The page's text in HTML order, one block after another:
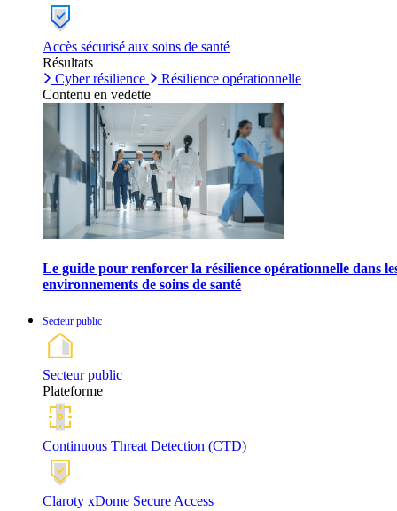
Accès sécurisé aux soins de santé
Résultats
Cyber résilience
Résilience opérationnelle
Contenu en vedette
Le guide pour renforcer la résilience opérationnelle dans
environnements de soins de santé
Secteur public
Secteur public
Plateforme
Continuous Threat Detection (CTD)
Claroty xDome Secure Access